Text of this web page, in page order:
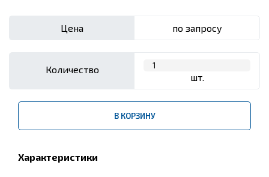
Цена по запросу
Количество
шт.
В КОРЗИНУ
Характеристики